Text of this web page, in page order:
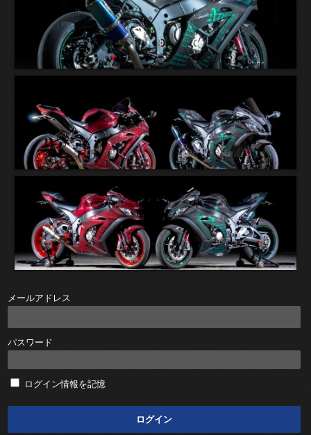
メールアドレス
パスワード
ログイン情報を記憶